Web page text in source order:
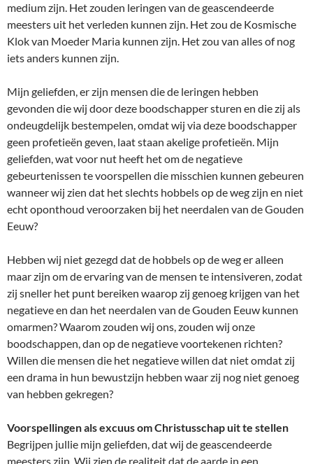
medium zijn. Het zouden leringen van de geascendeerde
meesters uit het verleden kunnen zijn. Het zou de Kosmische
Klok van Moeder Maria kunnen zijn. Het zou van alles of nog
iets anders kunnen zijn.
Mijn geliefden, er zijn mensen die de leringen hebben
gevonden die wij door deze boodschapper sturen en die zij als
ondeugdelijk bestempelen, omdat wij via deze boodschapper
geen profetieën geven, laat staan akelige profetieën. Mijn
geliefden, wat voor nut heeft het om de negatieve
gebeurtenissen te voorspellen die misschien kunnen gebeuren
wanneer wij zien dat het slechts hobbels op de weg zijn en niet
echt oponthoud veroorzaken bij het neerdalen van de Gouden
Eeuw?
Hebben wij niet gezegd dat de hobbels op de weg er alleen
maar zijn om de ervaring van de mensen te intensiveren, zodat
zij sneller het punt bereiken waarop zij genoeg krijgen van het
negatieve en dan het neerdalen van de Gouden Eeuw kunnen
omarmen? Waarom zouden wij ons, zouden wij onze
boodschappen, dan op de negatieve voortekenen richten?
Willen die mensen die het negatieve willen dat niet omdat zij
een drama in hun bewustzijn hebben waar zij nog niet genoeg
van hebben gekregen?
Voorspellingen als excuus om Christusschap uit te stellen
Begrijpen jullie mijn geliefden, dat wij de geascendeerde
meesters zijn. Wij zien de realiteit dat de aarde in een